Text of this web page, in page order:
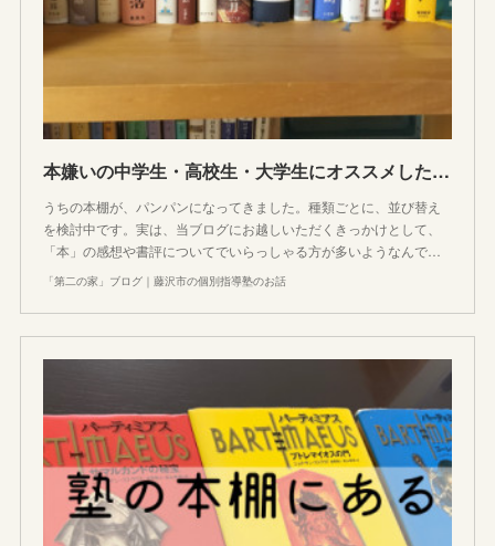
本嫌いの中学生・高校生・大学生にオススメしたい超面白い小説たちを教室長が選んでみました
うちの本棚が、パンパンになってきました。種類ごとに、並び替え
を検討中です。実は、当ブログにお越しいただくきっかけとして、
「本」の感想や書評についてでいらっしゃる方が多いようなんで…
「第二の家」ブログ｜藤沢市の個別指導塾のお話